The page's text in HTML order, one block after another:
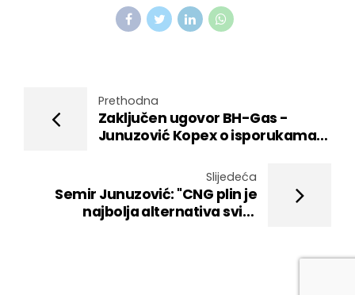
Prethodna
Zaključen ugovor BH-Gas -
Junuzović Kopex o isporukama
Slijedeća
Semir Junuzović: "CNG plin je
najbolja alternativa svim